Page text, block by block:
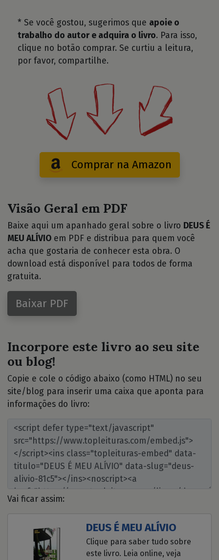
* Se você gostou, sugerimos que apoie o
trabalho do autor e adquira o livro. Para isso,
clique no botão comprar. Se curtiu a leitura,
por favor, compartilhe.
Comprar na Amazon
Visão Geral em PDF
Baixe aqui um apanhado geral sobre o livro DEUS É
MEU ALÍVIO em PDF e distribua para quem você
acha que gostaria de conhecer esta obra. O
download está disponível para todos de forma
gratuita.
Baixar PDF
Incorpore este livro ao seu site
ou blog!
Copie e cole o código abaixo (como HTML) no seu
site/blog para inserir uma caixa que aponta para
informações do livro:
Vai ficar assim:
DEUS É MEU ALÍVIO
Clique para saber tudo sobre
este livro. Leia online, veja